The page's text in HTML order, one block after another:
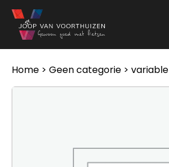
Ga naar de inhoud
Home > Geen categorie > variable